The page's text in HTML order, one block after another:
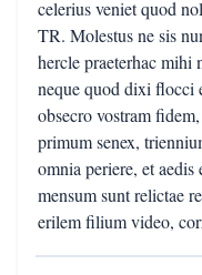
celerius veniet quod
TR. Molestus ne sis
hercle praeterhac
neque quod dixi flocci
obsecro vostram
primum senex,
omnia periere, et
mensum sunt relictae
erilem filium video,